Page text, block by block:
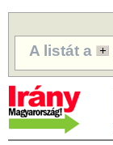
A listát a